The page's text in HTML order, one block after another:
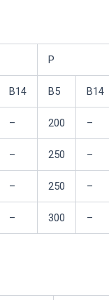
P
B14 B5 B14
– 200 –
– 250 –
– 250 –
– 300 –